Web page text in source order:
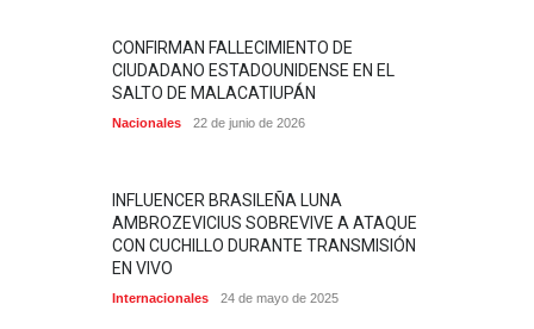
CONFIRMAN FALLECIMIENTO DE
CIUDADANO ESTADOUNIDENSE EN EL
SALTO DE MALACATIUPÁN
Nacionales 22 de junio de 2026
INFLUENCER BRASILEÑA LUNA
AMBROZEVICIUS SOBREVIVE A ATAQUE
CON CUCHILLO DURANTE TRANSMISIÓN
EN VIVO
Internacionales 24 de mayo de 2025